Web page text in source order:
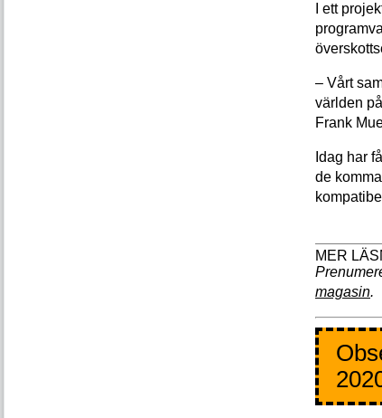
I ett
– Vårt
världen
Frank
Idag har
de
magasin.